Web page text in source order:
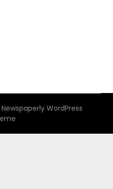
Newspaperly WordPress